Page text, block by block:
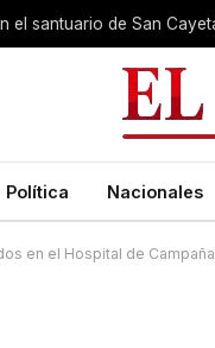
Política Nacionales
en el Hospital de Campaña